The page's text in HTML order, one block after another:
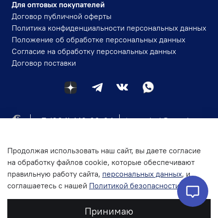
+7 (984) 143-30-84
igmavlad@yandex.ru
101, офис 3
Для оптовых покупателей
Договор публичной оферты
Политика конфиденциальности персональных данных
Положение об обработке персональных данных
Согласие на обработку персональных данных
Договор поставки
Продолжая использовать наш сайт, вы даете согласие
на обработку файлов cookie, которые обеспечивают
правильную работу сайта, персональных данных, и
соглашаетесь с нашей Политикой безопасности
Принимаю